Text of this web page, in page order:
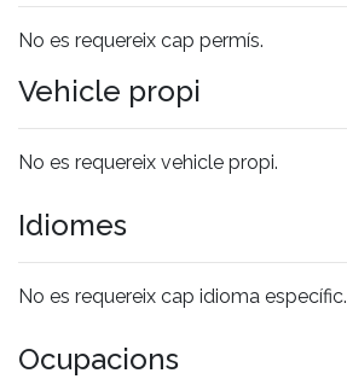
No es requereix cap permís.
Vehicle propi
No es requereix vehicle propi.
Idiomes
No es requereix cap idioma específic.
Ocupacions